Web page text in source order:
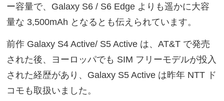
ー容量で、Galaxy S6 / S6 Edge よりも遥かに大容
量な 3,500mAh となるとも伝えられています。
前作 Galaxy S4 Active/ S5 Active は、AT&T で発売
された後、ヨーロッパでも SIM フリーモデルが投入
された経歴があり、Galaxy S5 Active は昨年 NTT ド
コモも取扱いました。